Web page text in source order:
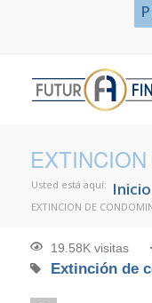
Usted está aquí: Inicio
EXTINCION DE
19.58K visitas
Extinción de